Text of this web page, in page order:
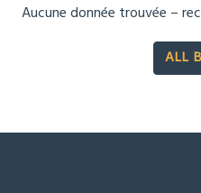
Aucune donnée trouvée –
ALL